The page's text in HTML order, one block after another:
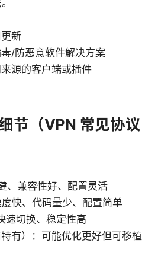
新
/防恶意软件解决方案
源的客户端或插件
节（VPN 常见协议
、兼容性好、配置灵活
快、代码量少、配置简单
速切换、稳定性高
有）：可能优化更好但可移植